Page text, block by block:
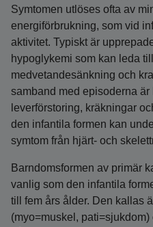
Symtomen utlöses ofta av
energiförbrukning, som vid
aktivitet. Typiskt är
hypoglykemi som kan leda
medvetandesänkning och
samband med episoderna är
leverförstoring, kräkningar
den infantila formen kan
symtom från hjärt- och
Barndomsformen av primär
vanlig som den infantila
till fem års ålder. Den kallas
(myo=muskel,